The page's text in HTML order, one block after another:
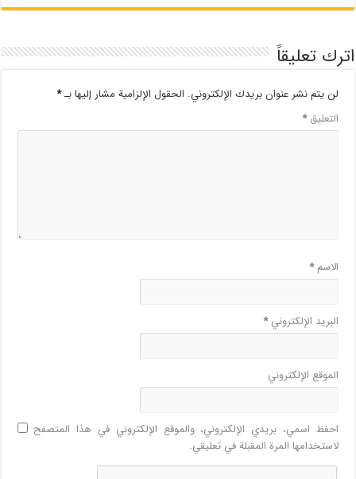
اترك تعليقاً
لن يتم نشر عنوان بريدك الإلكتروني. الحقول الإلزامية مشار إليها بـ*
التعليق*
الاسم*
البريد الإلكتروني*
الموقع الإلكتروني
احفظ اسمي، بريدي الإلكتروني، والموقع الإلكتروني في هذا المتصفح
لاستخدامها المرة المقبلة في تعليقي.